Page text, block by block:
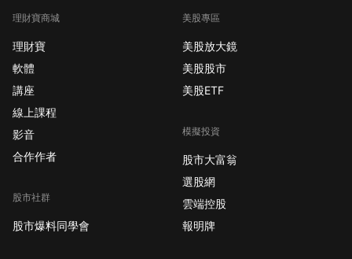
理財寶商城
理財寶
軟體
講座
線上課程
影音
合作作者
股市社群
股市爆料同學會
美股專區
美股放大鏡
美股股市
美股ETF
模擬投資
股市大富翁
選股網
雲端控股
報明牌